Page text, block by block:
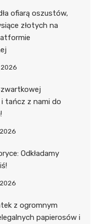
ofiarą oszustów,
złotych na
tańcz z nami do
Odkładamy
z ogromnym
papierosów i